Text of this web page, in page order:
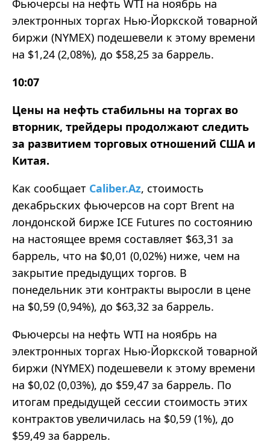
Фьючерсы на нефть WTI на ноябрь на
электронных торгах Нью-Йоркской товарной
биржи (NYMEX) подешевели к этому времени
на $1,24 (2,08%), до $58,25 за баррель.
10:07
Цены на нефть стабильны на торгах во
вторник, трейдеры продолжают следить
за развитием торговых отношений США и
Китая.
Как сообщает Caliber.Az, стоимость
декабрьских фьючерсов на сорт Brent на
лондонской бирже ICE Futures по состоянию
на настоящее время составляет $63,31 за
баррель, что на $0,01 (0,02%) ниже, чем на
закрытие предыдущих торгов. В
понедельник эти контракты выросли в цене
на $0,59 (0,94%), до $63,32 за баррель.
Фьючерсы на нефть WTI на ноябрь на
электронных торгах Нью-Йоркской товарной
биржи (NYMEX) подешевели к этому времени
на $0,02 (0,03%), до $59,47 за баррель. По
итогам предыдущей сессии стоимость этих
контрактов увеличилась на $0,59 (1%), до
$59,49 за баррель.